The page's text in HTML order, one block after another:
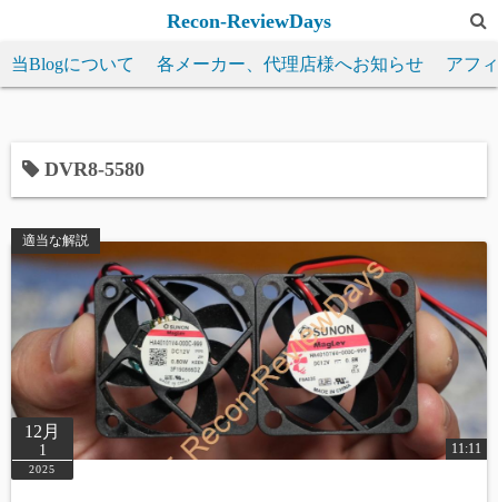
テ
ッ
Recon-ReviewDays
当Blogについて 各メーカー、代理店様へお知らせ アフ
DVR8-5580
適当な解説
12月
1
2025
11:11